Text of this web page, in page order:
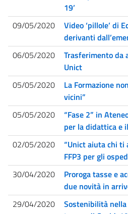
19’
09/05/2020
Video ‘pillole’ di
derivanti
06/05/2020
Trasferimento da
Unict
05/05/2020
La Formazione
vicini”
05/05/2020
“Fase 2” in
per la didattica e
02/05/2020
“Unict aiuta chi ti
FFP3 per gli
30/04/2020
Proroga tasse e
due novità in
29/04/2020
Sostenibilità nella